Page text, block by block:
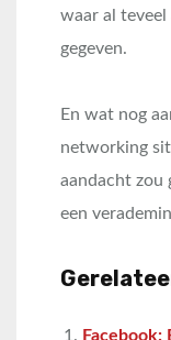
waar al
gegeven.
En wat nog
networking
aandacht zou
een
Facebook: